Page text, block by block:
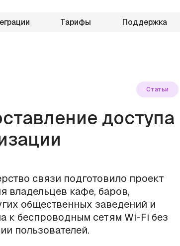
Тарифы Поддержка
Статьи
доступа
связи подготовило проект
владельцев кафе, баров,
общественных заведений и
к беспроводным сетям Wi-Fi без
пользователей.